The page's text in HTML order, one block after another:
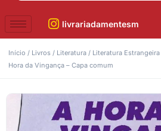
livrariadamentesm
Início / Livros / Literatura / Literatura Estrangeira
Hora da Vingança – Capa comum